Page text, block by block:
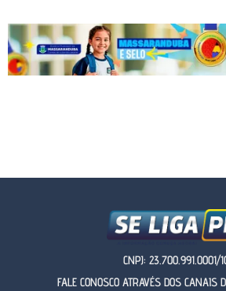
CNPJ: 23.700.991.0001/
FALE CONOSCO ATRAVÉS DOS CANAIS